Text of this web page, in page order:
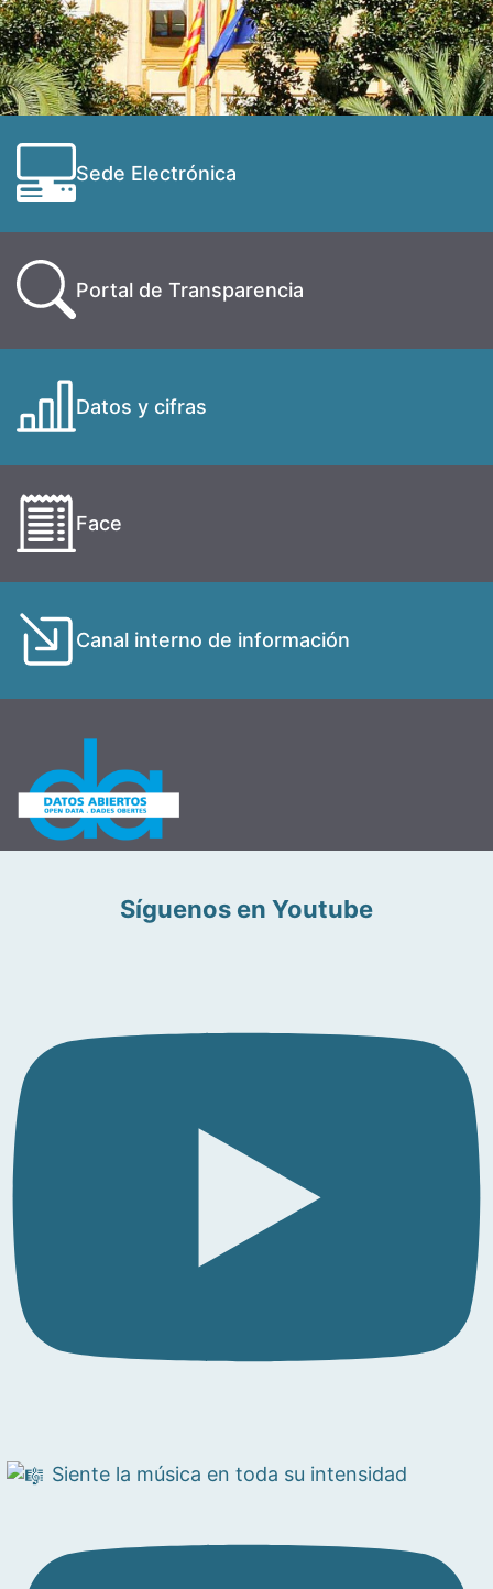
Sede Electrónica
Portal de Transparencia
Datos y cifras
Face
Canal interno de información
Síguenos en Youtube
Siente la música en toda su intensidad